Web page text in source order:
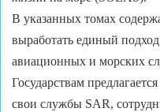
В указанных томах
выработать единый
авиационных и морских
Государствам
свои службы SAR,